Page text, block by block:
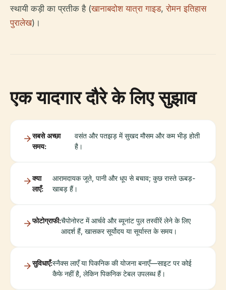
स्थायी कड़ी का प्रतीक है (खानाबदोश यात्रा गाइड,रोमन इतिहास
पुरालेख)।
एक यादगार दौरे के लिए सुझाव
सबसे अच्छा
समय:
वसंत और पतझड़ में सुखद मौसम और कम भीड़ होती
है।
क्या
लाएँ:
आरामदायक जूते, पानी और धूप से बचाव; कुछ रास्ते ऊबड़-
खाबड़ हैं।
फोटोग्राफी:चैपोनोस्ट में आर्चवे और ब्यूनांट पुल तस्वीरें लेने के लिए
आदर्श हैं, खासकर सूर्योदय या सूर्यास्त के समय।
सुविधाएँ:स्नैक्स लाएँ या पिकनिक की योजना बनाएँ—साइट पर कोई
कैफे नहीं है, लेकिन पिकनिक टेबल उपलब्ध हैं।